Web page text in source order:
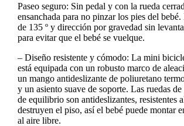
Paseo seguro: Sin pedal y con la rueda
ensanchada para no pinzar los pies del
de 135 º y dirección por gravedad sin
para evitar que el bebé se vuelque.
– Diseño resistente y cómodo: La mini
está equipada con un robusto marco de
un mango antideslizante de poliuretano
y un asiento suave de soporte. Las ruedas
de equilibrio son antideslizantes, resistentes
destruyen el piso, así el bebé puede montar
al aire libre.